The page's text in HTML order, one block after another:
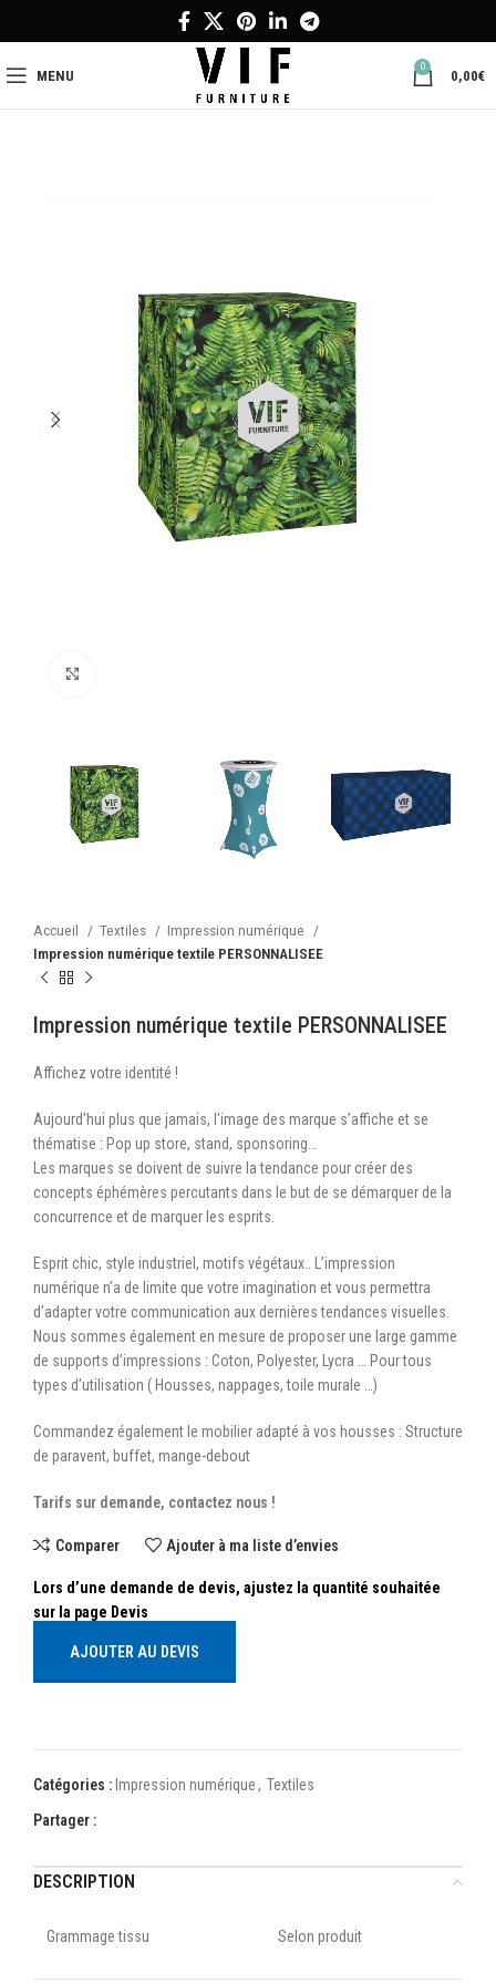
MENU
0
0,00€
Accueil Textiles
Impression numérique
Impression numérique textile PERSONNALISEE
Impression numérique textile PERSONNALISEE
Affichez votre identité !
Aujourd’hui plus que jamais, l’image des marque s’affiche et se
thématise : Pop up store, stand, sponsoring…
Les marques se doivent de suivre la tendance pour créer des
concepts éphémères percutants dans le but de se démarquer de la
concurrence et de marquer les esprits.
Esprit chic, style industriel, motifs végétaux.. L’impression
numérique n’a de limite que votre imagination et vous permettra
d’adapter votre communication aux dernières tendances visuelles.
Nous sommes également en mesure de proposer une large gamme
de supports d’impressions : Coton, Polyester, Lycra … Pour tous
types d’utilisation ( Housses, nappages, toile murale …)
Commandez également le mobilier adapté à vos housses : Structure
de paravent, buffet, mange-debout
Tarifs sur demande, contactez nous !
Comparer Ajouter à ma liste d’envies
AJOUTER AU DEVIS
Catégories : Impression numérique, Textiles
Partager :
DESCRIPTION
Grammage tissu Selon produit